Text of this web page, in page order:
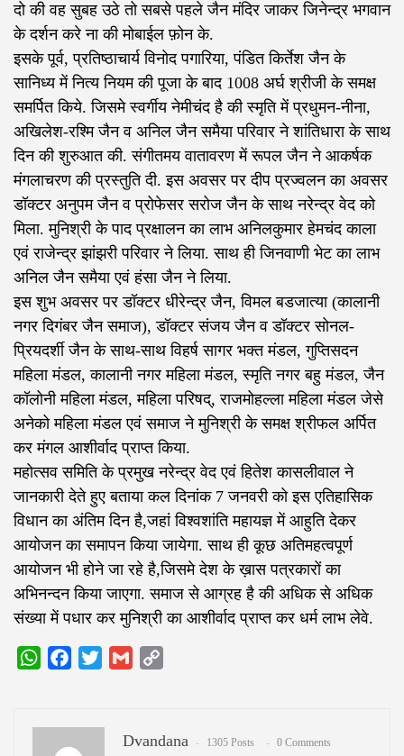
दो की वह सुबह उठे तो सबसे पहले जैन मंदिर जाकर जिनेन्द्र भगवान
के दर्शन करे ना की मोबाईल फ़ोन के.
इसके पूर्व, प्रतिष्ठाचार्य विनोद पगारिया, पंडित किर्तेश जैन के
सानिध्य में नित्य नियम की पूजा के बाद 1008 अर्घ श्रीजी के समक्ष
समर्पित किये. जिसमे स्वर्गीय नेमीचंद है की स्मृति में प्रधुमन-नीना,
अखिलेश-रश्मि जैन व अनिल जैन समैया परिवार ने शांतिधारा के साथ
दिन की शुरुआत की. संगीतमय वातावरण में रूपल जैन ने आकर्षक
मंगलाचरण की प्रस्तुति दी. इस अवसर पर दीप प्रज्वलन का अवसर
डॉक्टर अनुपम जैन व प्रोफेसर सरोज जैन के साथ नरेन्द्र वेद को
मिला. मुनिश्री के पाद प्रक्षालन का लाभ अनिलकुमार हेमचंद काला
एवं राजेन्द्र झांझरी परिवार ने लिया. साथ ही जिनवाणी भेट का लाभ
अनिल जैन समैया एवं हंसा जैन ने लिया.
इस शुभ अवसर पर डॉक्टर धीरेन्द्र जैन, विमल बडजात्या (कालानी
नगर दिगंबर जैन समाज), डॉक्टर संजय जैन व डॉक्टर सोनल-
प्रियदर्शी जैन के साथ-साथ विहर्ष सागर भक्त मंडल, गुप्तिसदन
महिला मंडल, कालानी नगर महिला मंडल, स्मृति नगर बहु मंडल, जैन
कॉलोनी महिला मंडल, महिला परिषद्, राजमोहल्ला महिला मंडल जेसे
अनेको महिला मंडल एवं समाज ने मुनिश्री के समक्ष श्रीफल अर्पित
कर मंगल आशीर्वाद प्राप्त किया.
महोत्सव समिति के प्रमुख नरेन्द्र वेद एवं हितेश कासलीवाल ने
जानकारी देते हुए बताया कल दिनांक 7 जनवरी को इस एतिहासिक
विधान का अंतिम दिन है,जहां विश्वशांति महायज्ञ में आहुति देकर
आयोजन का समापन किया जायेगा. साथ ही कूछ अतिमहत्वपूर्ण
आयोजन भी होने जा रहे है,जिसमे देश के ख़ास पत्रकारों का
अभिनन्दन किया जाएगा. समाज से आग्रह है की अधिक से अधिक
संख्या में पधार कर मुनिश्री का आशीर्वाद प्राप्त कर धर्म लाभ लेवे.
WhatsAppFacebook
Twitter Gmail
Dvandana 1305 Posts 0 Comments